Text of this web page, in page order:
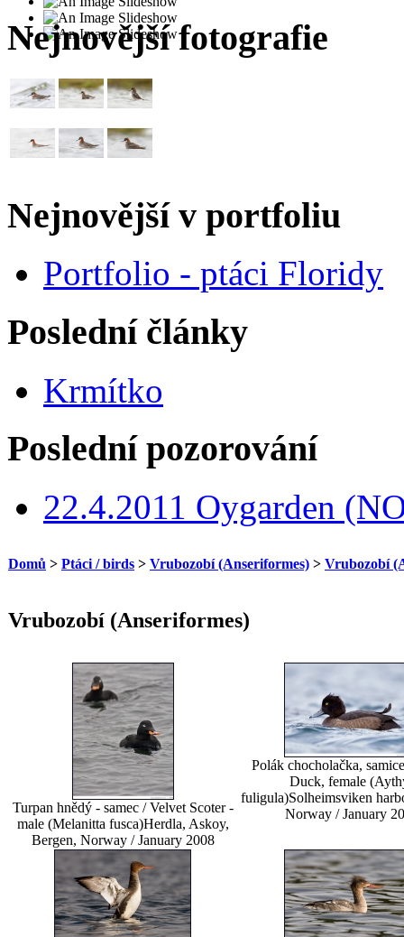
Nejnovější fotografie
Nejnovější v portfoliu
Portfolio - ptáci Floridy
Poslední články
Krmítko
Poslední pozorování
22.4.2011 Oygarden
Domů > Ptáci / birds > Vrubozobí (Anseriformes) > Vrubozobí
Vrubozobí (Anseriformes)
Turpan hnědý - samec / Velvet Scoter -
male (Melanitta fusca)Herdla, Askoy,
Bergen, Norway / January 2008
Polák chocholačka,
Duck, female
fuligula)Solheimsviken
Norway / January